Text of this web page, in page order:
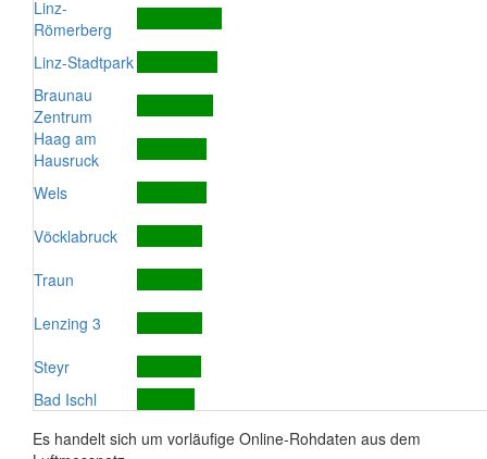
Linz-
Römerberg
Linz-Stadtpark
Braunau
Zentrum
Haag am
Hausruck
Wels
Vöcklabruck
Traun
Lenzing 3
Steyr
Bad Ischl
Es handelt sich um vorläufige Online-Rohdaten aus dem